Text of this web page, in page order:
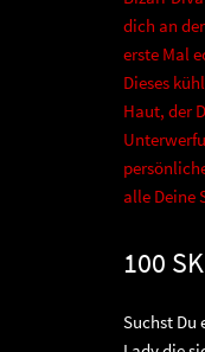
dich an
erste Mal
Dieses
Haut, der
alle Deine
100
Suchst Du